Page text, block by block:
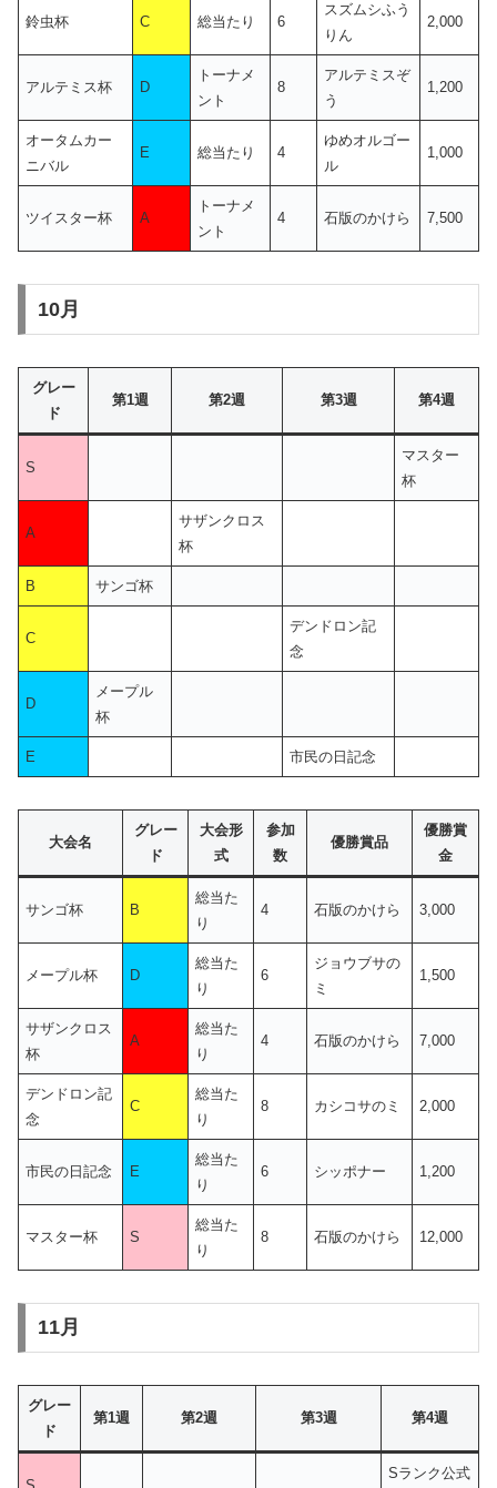
鈴虫杯 C 総当たり 6
スズムシふう
りん
2,000
アルテミス杯 D
トーナメ
ント
8
アルテミスぞ
う
1,200
オータムカー
ニバル
E 総当たり 4
ゆめオルゴー
ル
1,000
ツイスター杯 A
トーナメ
ント
4 石版のかけら 7,500
10月
グレー
ド
第1週 第2週 第3週 第4週
S
マスター
杯
A
サザンクロス
杯
B サンゴ杯
C
デンドロン記
念
D
メープル
杯
E 市民の日記念
大会名
グレー
ド
大会形
式
参加
数
優勝賞品
優勝賞
金
サンゴ杯 B
総当た
り
4 石版のかけら 3,000
メープル杯 D
総当た
り
6
ジョウブサの
ミ
1,500
サザンクロス
杯
A
総当た
り
4 石版のかけら 7,000
デンドロン記
念
C
総当た
り
8 カシコサのミ 2,000
市民の日記念 E
総当た
り
6 シッポナー 1,200
マスター杯 S
総当た
り
8 石版のかけら 12,000
11月
グレー
ド
第1週 第2週 第3週 第4週
Sランク公式